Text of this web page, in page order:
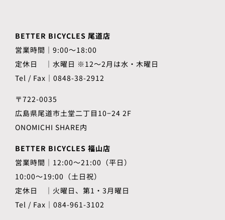
BETTER BICYCLES 尾道店
営業時間｜9:00～18:00
定休日 ｜水曜日 ※12〜2月は水・木曜日
Tel / Fax｜0848-38-2912
〒722-0035
広島県尾道市土堂二丁目10−24 2F
ONOMICHI SHARE内
BETTER BICYCLES 福山店
営業時間｜12:00～21:00（平日）
10:00～19:00（土日祝）
定休日 ｜火曜日、第1・3月曜日
Tel / Fax｜084-961-3102